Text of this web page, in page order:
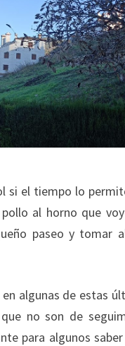
si el tiempo lo
al horno que
paseo y tomar
algunas de estas
no son de
para algunos